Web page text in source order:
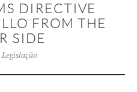
DIRECTIVE
FROM THE
SIDE
Legislação